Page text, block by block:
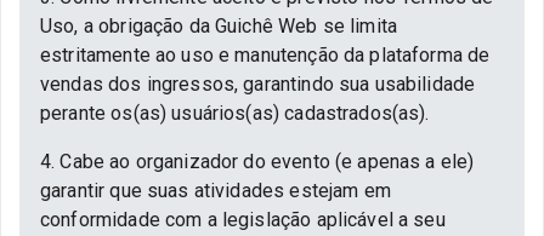
Uso, a obrigação da Guichê Web se limita
estritamente ao uso e manutenção da plataforma de
vendas dos ingressos, garantindo sua usabilidade
perante os(as) usuários(as) cadastrados(as).
4. Cabe ao organizador do evento (e apenas a ele)
garantir que suas atividades estejam em
conformidade com a legislação aplicável a seu